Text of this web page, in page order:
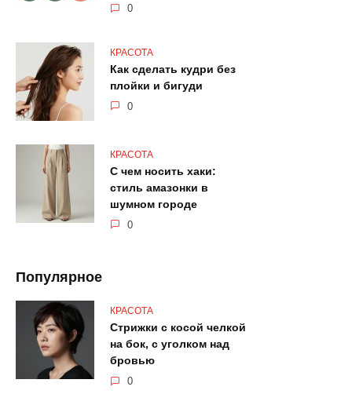
0
КРАСОТА
Как сделать кудри без
плойки и бигуди
0
КРАСОТА
С чем носить хаки:
стиль амазонки в
шумном городе
0
Популярное
КРАСОТА
Стрижки с косой челкой
на бок, с уголком над
бровью
0